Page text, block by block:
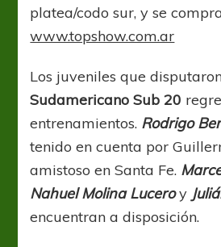
platea/codo sur, y se
www.topshow.com.ar
Los juveniles que
Sudamericano Sub 20
entrenamientos. Rodrigo
tenido en cuenta por
amistoso en Santa Fe.
Nahuel Molina Luceroy
encuentran a disposición.